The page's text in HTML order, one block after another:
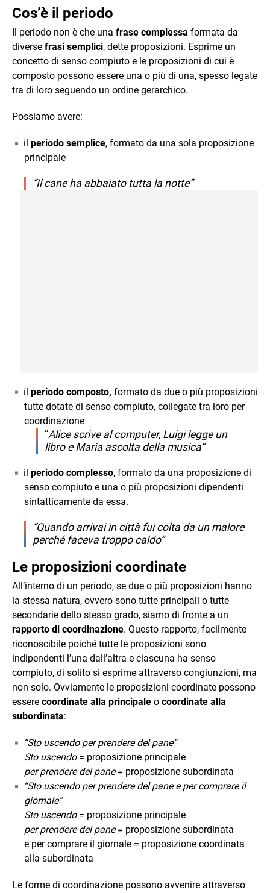
Cos’è il periodo
Il periodo non è che una frase complessa formata da
diverse frasi semplici, dette proposizioni. Esprime un
concetto di senso compiuto e le proposizioni di cui è
composto possono essere una o più di una, spesso legate
tra di loro seguendo un ordine gerarchico.
Possiamo avere:
il periodo semplice, formato da una sola proposizione
principale
“Il cane ha abbaiato tutta la notte”
il periodo composto, formato da due o più proposizioni
tutte dotate di senso compiuto, collegate tra loro per
coordinazione
“Alice scrive al computer, Luigi legge un
libro e Maria ascolta della musica”
il periodo complesso, formato da una proposizione di
senso compiuto e una o più proposizioni dipendenti
sintatticamente da essa.
“Quando arrivai in città fui colta da un malore
perché faceva troppo caldo”
Le proposizioni coordinate
All’interno di un periodo, se due o più proposizioni hanno
la stessa natura, ovvero sono tutte principali o tutte
secondarie dello stesso grado, siamo di fronte a un
rapporto di coordinazione. Questo rapporto, facilmente
riconoscibile poiché tutte le proposizioni sono
indipendenti l’una dall’altra e ciascuna ha senso
compiuto, di solito si esprime attraverso congiunzioni, ma
non solo. Ovviamente le proposizioni coordinate possono
essere coordinate alla principale o coordinate alla
subordinata:
“Sto uscendo per prendere del pane”
Sto uscendo = proposizione principale
per prendere del pane= proposizione subordinata
“Sto uscendo per prendere del pane e per comprare il
giornale”
Sto uscendo = proposizione principale
per prendere del pane= proposizione subordinata
e per comprare il giornale = proposizione coordinata
alla subordinata
Le forme di coordinazione possono avvenire attraverso